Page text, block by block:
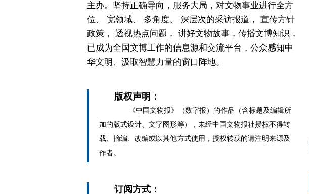
主办。坚持正确导向，服务大局，对文物事业进行全方
位、 宽领域、 多角度、 深层次的采访报道， 宣传方针
政策， 透视热点问题， 讲好文物故事，传播文博知识，
已成为全国文博工作的信息源和交流平台，公众感知中
华文明、汲取智慧力量的窗口阵地。
版权声明：
《中国文物报》（数字报）的作品（含标题及编辑所
加的版式设计、文字图形等），未经中国文物报社授权不得转
载、摘编、改编或以其他方式使用，授权转载的请注明来源及
作者。
订阅方式：